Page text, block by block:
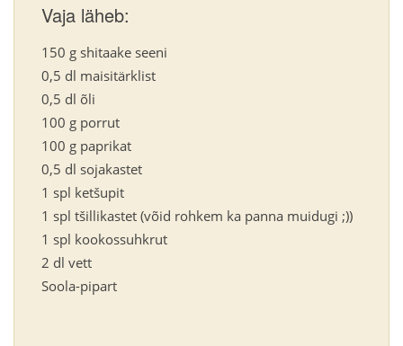
Vaja läheb:
150 g shitaake seeni
0,5 dl maisitärklist
0,5 dl õli
100 g porrut
100 g paprikat
0,5 dl sojakastet
1 spl ketšupit
1 spl tšillikastet (võid rohkem ka panna muidugi ;))
1 spl kookossuhkrut
2 dl vett
Soola-pipart